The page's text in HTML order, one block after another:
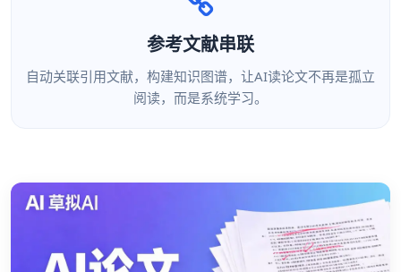
参考文献串联
自动关联引用文献，构建知识图谱，让AI读论文不再是孤立
阅读，而是系统学习。